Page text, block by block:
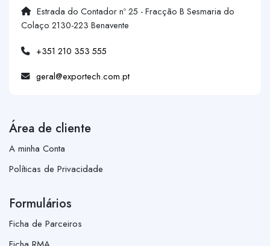
Estrada do Contador nº 25 - Fracção B Sesmaria do
Colaço 2130-223 Benavente
+351 210 353 555
geral@exportech.com.pt
Área de cliente
A minha Conta
Políticas de Privacidade
Formulários
Ficha de Parceiros